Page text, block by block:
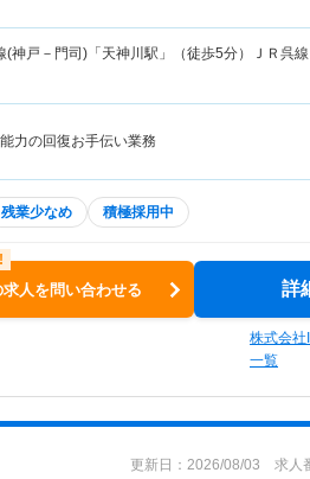
(神戸－門司)「天神川駅」（徒歩5分）ＪＲ呉
力の回復お手伝い業務
残業少なめ 積極採用中
求人を問い合わせる 詳
株式会社
一覧
更新日：2026/08/03 求人